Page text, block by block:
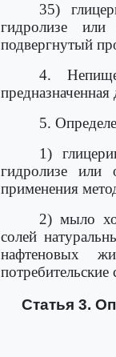
35)
гидролизе
подвергнутый
4.
5.
1)
гидролизе
применения
2) мыло
солей
нафтеновых
потребительские
Статья 3.